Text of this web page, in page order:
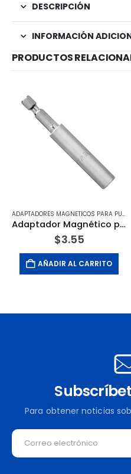
DESCRIPCIÓN
INFORMACIÓN
PRODUCTOS
ADAPTADORES MAGNETICOS PARA PUNTAS 1/4 HEXAGONAL
Adaptador Magnético para Punta de Atornillador de 1/4 – Hexagonal X 3″. DEWALT
$3.55
AÑADIR AL CARRITO
Para obtener noticias